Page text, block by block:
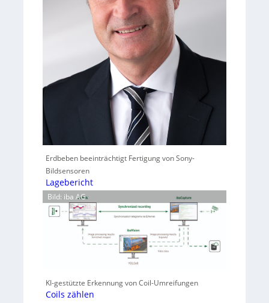
Erdbeben beeinträchtigt Fertigung von Sony-
Bildsensoren
Lagebericht
Bild: iba AG
KI-gestützte Erkennung von Coil-Umreifungen
Coils zählen